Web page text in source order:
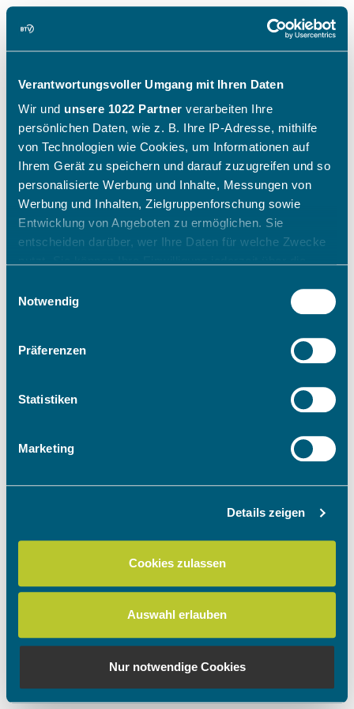
Verantwortungsvoller Umgang mit Ihren Daten
Wir und unsere 1022 Partner verarbeiten Ihre
persönlichen Daten, wie z. B. Ihre IP-Adresse, mithilfe
von Technologien wie Cookies, um Informationen auf
Ihrem Gerät zu speichern und darauf zuzugreifen und so
personalisierte Werbung und Inhalte, Messungen von
Werbung und Inhalten, Zielgruppenforschung sowie
Entwicklung von Angeboten zu ermöglichen. Sie
entscheiden darüber, wer Ihre Daten für welche Zwecke
Trigger Symbol ändern oder widerrufen
Informationen über Ihre geografische Lage
können
bestimmten Merkmalen (Fingerprinting) identifizieren
Erfahren Sie mehr darüber, wie Ihre persönlichen Daten
zu können und die Zugriffe auf unsere Website zu
analysieren. Außerdem geben wir Informationen zu Ihrer
Verwendung unserer Website an unsere Partner für
Partner führen diese Informationen möglicherweise mit
weiteren Daten zusammen, die Sie ihnen bereitgestellt
haben oder die sie im Rahmen Ihrer Nutzung der Dienste
gesammelt haben.
Notwendig
Präferenzen
Statistiken
Marketing
Details zeigen
Cookies zulassen
Auswahl erlauben
Nur notwendige Cookies